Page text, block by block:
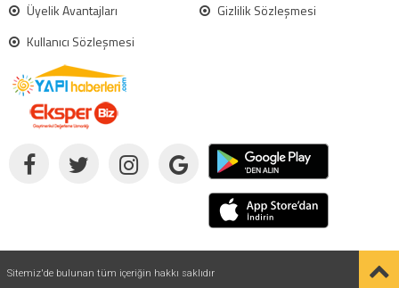
Üyelik Avantajları
Gizlilik Sözleşmesi
Kullanıcı Sözleşmesi
Sitemiz'de bulunan tüm içeriğin hakkı saklıdır